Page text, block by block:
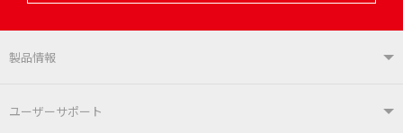
製品情報
製品情報TOP
ユーザーサポート